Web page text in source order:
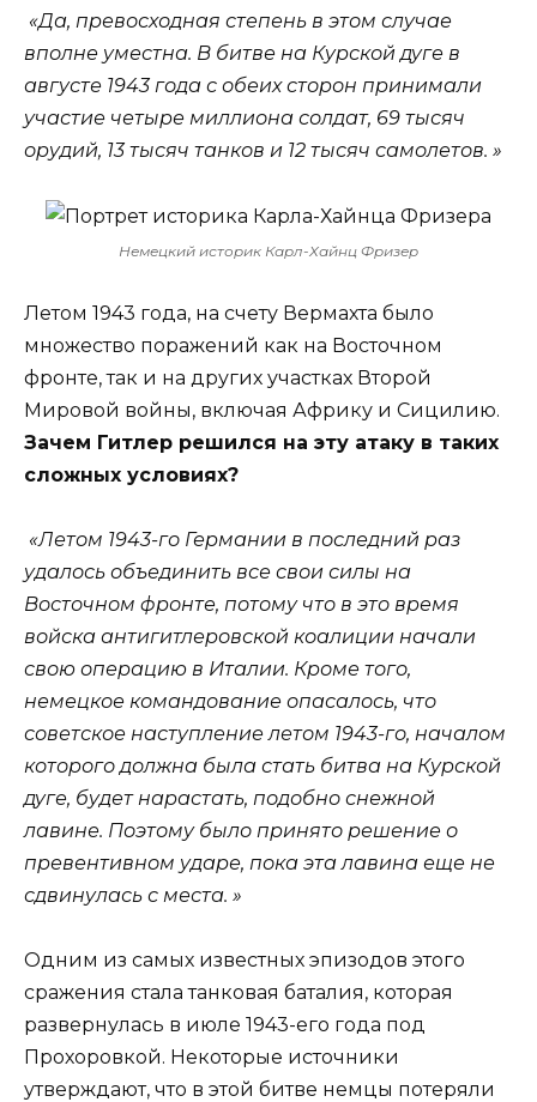
«Да, превосходная степень в этом случае
вполне уместна. В битве на Курской дуге в
августе 1943 года с обеих сторон принимали
участие четыре миллиона солдат, 69 тысяч
орудий, 13 тысяч танков и 12 тысяч самолетов. »
Немецкий историк Карл-Хайнц Фризер
Летом 1943 года, на счету Вермахта было
множество поражений как на Восточном
фронте, так и на других участках Второй
Мировой войны, включая Африку и Сицилию.
Зачем Гитлер решился на эту атаку в таких
сложных условиях?
«Летом 1943-го Германии в последний раз
удалось объединить все свои силы на
Восточном фронте, потому что в это время
войска антигитлеровской коалиции начали
свою операцию в Италии. Кроме того,
немецкое командование опасалось, что
советское наступление летом 1943-го, началом
которого должна была стать битва на Курской
дуге, будет нарастать, подобно снежной
лавине. Поэтому было принято решение о
превентивном ударе, пока эта лавина еще не
сдвинулась с места. »
Одним из самых известных эпизодов этого
сражения стала танковая баталия, которая
развернулась в июле 1943-его года под
Прохоровкой. Некоторые источники
утверждают, что в этой битве немцы потеряли